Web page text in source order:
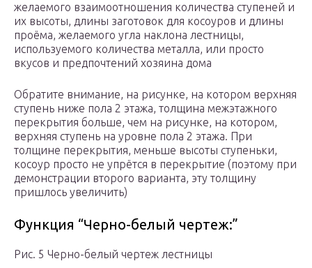
желаемого взаимоотношения количества ступеней и
их высоты, длины заготовок для косоуров и длины
проёма, желаемого угла наклона лестницы,
используемого количества металла, или просто
вкусов и предпочтений хозяина дома
Обратите внимание, на рисунке, на котором верхняя
ступень ниже пола 2 этажа, толщина межэтажного
перекрытия больше, чем на рисунке, на котором,
верхняя ступень на уровне пола 2 этажа. При
толщине перекрытия, меньше высоты ступеньки,
косоур просто не упрётся в перекрытие (поэтому при
демонстрации второго варианта, эту толщину
пришлось увеличить)
Функция “Черно-белый чертеж:”
Рис. 5 Черно-белый чертеж лестницы